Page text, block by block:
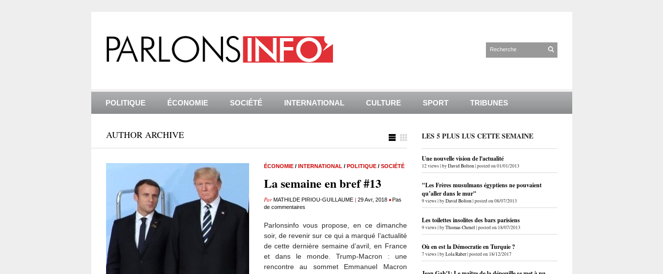
POLITIQUE ÉCONOMIE SOCIÉTÉ INTERNATIONAL CULTURE SPORT TRIBUNES
AUTHOR ARCHIVE
ÉCONOMIE/ INTERNATIONAL / POLITIQUE/ SOCIÉTÉ
La semaine en bref #13
ParMATHILDE PIRIOU-GUILLAUME| 29 Avr, 2018 •Pas
de commentaires
Parlonsinfo vous propose, en ce dimanche
soir, de revenir sur ce qui a marqué l’actualité
de cette dernière semaine d’avril, en France
et dans le monde. Trump-Macron : une
rencontre au sommet Emmanuel Macron
LES 5 PLUS LUS CETTE SEMAINE
Une nouvelle vision de l'actualité
12 views|byDavid Bolton|posted on 01/01/2013
"Les Frères musulmans égyptiens ne pouvaient
qu’aller dans le mur"
9 views|byDavid Bolton|posted on 08/07/2013
Les toilettes insolites des bars parisiens
9 views|byThomas Chenel |posted on 18/07/2013
Où en est la Démocratie en Turquie ?
7 views|byLola Raber|posted on 18/12/2017